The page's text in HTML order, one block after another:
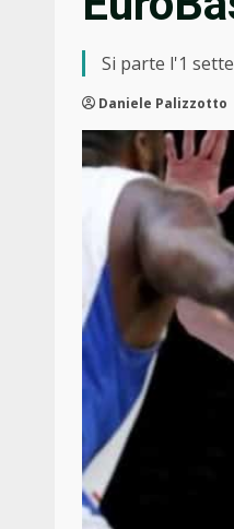
Si parte l'1
Daniele Palizzotto